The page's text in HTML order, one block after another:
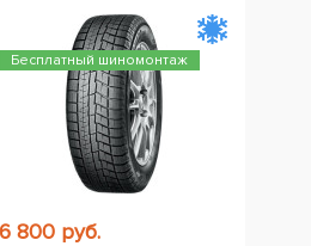
Бесплатный шиномонтаж
6 800 руб.